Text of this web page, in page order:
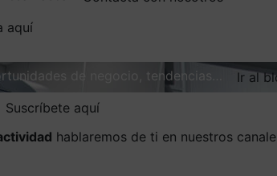
aquí
de negocio, tendencias…
Ir al
Suscríbete aquí
hablaremos de ti en nuestros